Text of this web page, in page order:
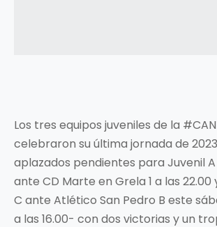
Los tres equipos juveniles de la
celebraron su última jornada de
aplazados pendientes para Juvenil
ante CD Marte en Grela 1 a las
C ante Atlético San Pedro B este
a las 16.00- con dos victorias y un